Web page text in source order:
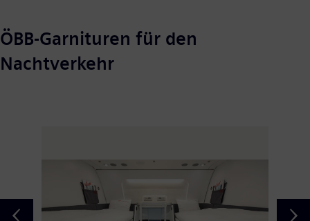
ÖBB-Garnituren für den
Nachtverkehr